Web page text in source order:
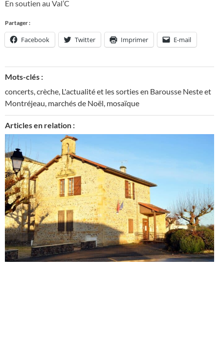
En soutien au Val’C
Partager :
Facebook Twitter Imprimer E-mail
Mots-clés :
concerts,crèche, L'actualité et les sorties en Barousse Neste et
Montréjeau, marchés de Noël, mosaïque
Articles en relation :